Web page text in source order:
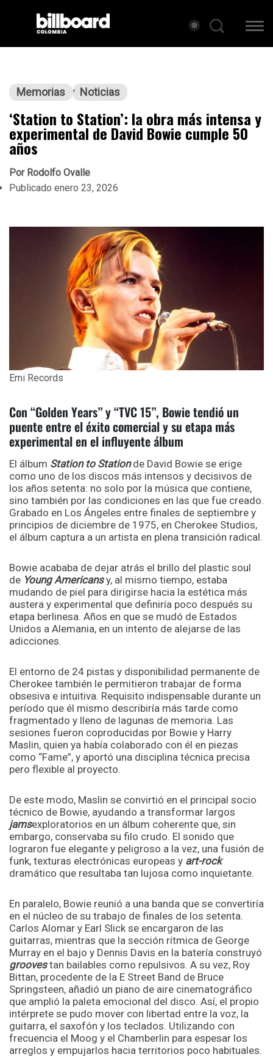
Memorias Noticias
‘Station to Station’: la obra más intensa y
experimental de David Bowie cumple 50
años
PorRodolfo Ovalle
Publicado enero 23, 2026
Emi Records
Con “Golden Years” y “TVC 15”, Bowie tendió un
puente entre el éxito comercial y su etapa más
experimental en el influyente álbum
El álbum Station to Stationde David Bowie se erige
como uno de los discos más intensos y decisivos de
los años setenta: no solo por la música que contiene,
sino también por las condiciones en las que fue creado.
Grabado en Los Ángeles entre finales de septiembre y
principios de diciembre de 1975, en Cherokee Studios,
el álbum captura a un artista en plena transición radical.
Bowie acababa de dejar atrás el brillo del plastic soul
de Young Americansy, al mismo tiempo, estaba
mudando de piel para dirigirse hacia la estética más
austera y experimental que definiría poco después su
etapa berlinesa. Años en que se mudó de Estados
Unidos a Alemania, en un intento de alejarse de las
adicciones.
El entorno de 24 pistas y disponibilidad permanente de
Cherokee también le permitieron trabajar de forma
obsesiva e intuitiva. Requisito indispensable durante un
período que él mismo describiría más tarde como
fragmentado y lleno de lagunas de memoria. Las
sesiones fueron coproducidas por Bowie y Harry
Maslin, quien ya había colaborado con él en piezas
como “Fame”, y aportó una disciplina técnica precisa
pero flexible al proyecto.
De este modo, Maslin se convirtió en el principal socio
técnico de Bowie, ayudando a transformar largos
jamsexploratorios en un álbum coherente que, sin
embargo, conservaba su filo crudo. El sonido que
lograron fue elegante y peligroso a la vez, una fusión de
funk, texturas electrónicas europeas y art-rock
dramático que resultaba tan lujosa como inquietante.
En paralelo, Bowie reunió a una banda que se convertiría
en el núcleo de su trabajo de finales de los setenta.
Carlos Alomar y Earl Slick se encargaron de las
guitarras, mientras que la sección rítmica de George
Murray en el bajo y Dennis Davis en la batería construyó
groovestan bailables como repulsivos. A su vez, Roy
Bittan, procedente de la E Street Band de Bruce
Springsteen, añadió un piano de aire cinematográfico
que amplió la paleta emocional del disco. Así, el propio
intérprete se pudo mover con libertad entre la voz, la
guitarra, el saxofón y los teclados. Utilizando con
frecuencia el Moog y el Chamberlin para espesar los
arreglos y empujarlos hacia territorios poco habituales.